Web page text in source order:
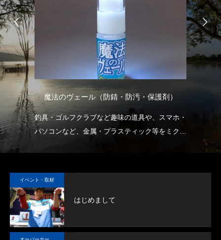
魔法のヴェール（防錆・防汚・保護剤）
釣具・ゴルフクラブなど趣味の道具や、スマホ・
パソコンなど、金属・プラスティック等をミクロ
イベント・取材
はじめまして